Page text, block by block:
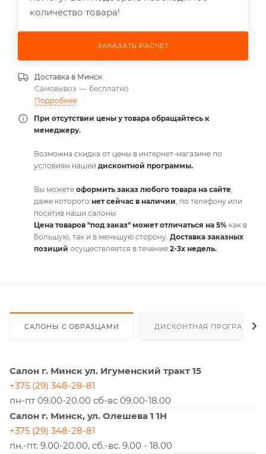
количество товара!
ЗАКАЗАТЬ РАСЧЕТ
Доставка в Минск
Самовывоз — бесплатно
Подробнее
При отсутствии цены у товара обращайтесь к
менеджеру.
Возможна скидка от цены в интернет-магазине по
условиям нашей дисконтной программы.
Вы можете оформить заказ любого товара на сайте,
даже которого нет сейчас в наличии, по телефону или
посетив наши салоны.
Цена товаров "под заказ" может отличаться на 5% как в
большую, так и в меньшую сторону. Доставка заказных
позиций осуществляется в течение 2-3х недель.
САЛОНЫ С ОБРАЗЦАМИ ДИСКОНТНАЯ ПРОГРАММА
Салон г. Минск ул. Игуменский тракт 15
+375 (29) 348-28-81
пн-пт 09.00-20.00 сб-вс 09.00-18.00
Салон г. Минск, ул. Олешева 1 1Н
+375 (29) 348-28-81
пн.-пт. 9.00-20.00, сб.-вс. 9.00 - 18.00